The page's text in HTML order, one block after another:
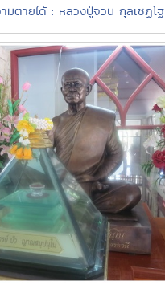
ามตายได้ : หลวงปู่จวน กุลเชฏโฐ